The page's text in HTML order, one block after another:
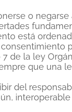
o
está
de la ley
que una
del